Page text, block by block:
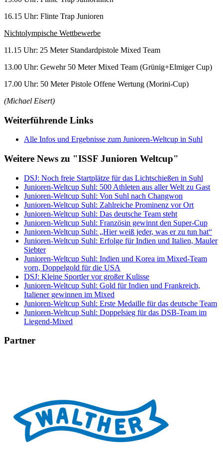
16.15 Uhr: Flinte Trap Junioren
Nichtolympische Wettbewerbe
11.15 Uhr: 25 Meter Standardpistole Mixed Team
13.00 Uhr: Gewehr 50 Meter Mixed Team (Grünig+Elmiger Cup)
17.00 Uhr: 50 Meter Pistole Offene Wertung (Morini-Cup)
(Michael Eisert)
Weiterführende Links
Alle Infos und Ergebnisse zum Junioren-Weltcup in Suhl
Weitere News zu "ISSF Junioren Weltcup"
DSJ: Noch freie Startplätze für das Lichtschießen in Suhl
Junioren-Weltcup Suhl: 500 Athleten aus aller Welt zu Gast
Junioren-Weltcup Suhl: Von Suhl nach Changwon
Junioren-Weltcup Suhl: Zahlreiche Prominenz vor Ort
Junioren-Weltcup Suhl: Das deutsche Team steht
Junioren-Weltcup Suhl: Französin gewinnt den Super-Cup
Junioren-Weltcup Suhl: „Hier weiß jeder, was er zu tun hat“
Junioren-Weltcup Suhl: Erfolge für Indien und Italien, Mauler
Siebter
Junioren-Weltcup Suhl: Indien und Korea im Mixed-Team
vorn, Doppelgold für die USA
DSJ: Kleine Sportler vor großer Kulisse
Junioren-Weltcup Suhl: Gold für Indien und Frankreich,
Italiener gewinnen im Mixed
Junioren-Weltcup Suhl: Erste Medaille für das deutsche Team
Junioren-Weltcup Suhl: Doppelsieg für das DSB-Team im
Liegend-Mixed
Partner